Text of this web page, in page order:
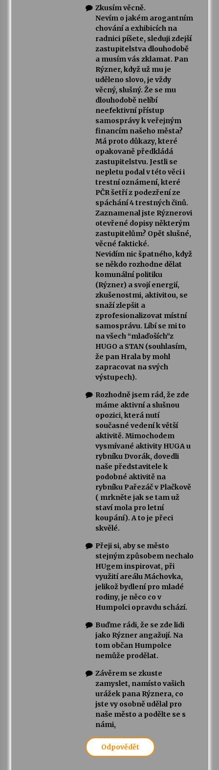
Zkusím věcně.
Nevím o jakém arogantním
chování a exhibicích na
radnici píšete, sleduji zdejší
zastupitelstva dlouhodobě
a musím vás zklamat. Pan
Rýzner, když už mu je
uděleno slovo, je vždy
věcný, slušný. Že se mu
dlouhodobě nelíbí
neefektivní přístup
samosprávy k veřejným
financím našeho města?
Má proto důkazy, které
opakovaně předkládá
zastupitelstvu. Jestli se
nepletu podal v této věci i
trestní oznámení, které
PČR šetří z podezření ze
spáchání 4 trestných činů.
Zaznamenal jste Rýznerovi
otevřené dopisy některým
zastupitelům? Opět slušné,
věcné faktické.
Nevidím nic špatného, když
se někdo rozhodne dělat
komunální politiku
(Rýzner) a svojí energií,
zkušenostmi, aktivitou, se
snaží zlepšit a
zprofesionalizovat místní
samosprávu. Líbí se mi to
na všech “mlaďoších”z
HUGO a STAN (souhlasím,
že pan Hrala by mohl
zapracovat na svých
výstupech).
Rozhodně jsem rád, že zde
máme aktivní a slušnou
opozici, která nutí
současné vedení k větší
aktivitě. Mimochodem
vysmívané aktivity HUGA u
rybníku Dvorák, dovedli
naše představitele k
podobné aktivitě na
rybníku Pařezáč v Plačkově
( mrkněte jak se tam už
staví mola pro letní
koupání). A to je přeci
skvělé.
Přeji si, aby se město
stejným způsobem nechalo
HUgem inspirovat, při
využití areálu Máchovka,
jelikož bydlení pro mladé
rodiny, je něco co v
Humpolci opravdu schází.
Buďme rádi, že se zde lidi
jako Rýzner angažují. Na
tom občan Humpolce
nemůže prodělat.
Závěrem se zkuste
zamyslet, namísto vašich
urážek pana Rýznera, co
jste vy osobně udělal pro
naše město a podělte se s
námi,
Odpovědět